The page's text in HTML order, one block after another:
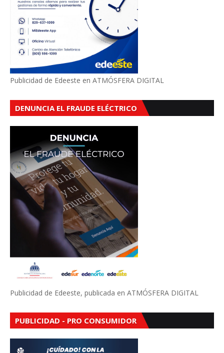
Publicidad de Edeeste en ATMÓSFERA DIGITAL
DENUNCIA EL FRAUDE ELÉCTRICO
Publicidad de Edeeste, publicada en ATMÓSFERA DIGITAL
PUBLICIDAD - PRO CONSUMIDOR